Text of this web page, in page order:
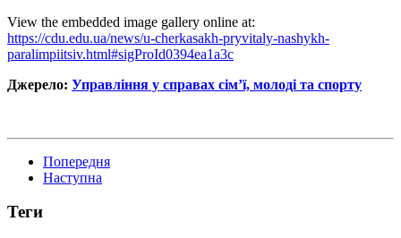
View the embedded image gallery online at:
https://cdu.edu.ua/news/u-cherkasakh-pryvitaly-nashykh-
paralimpiitsiv.html#sigProId0394ea1a3c
Джерело: Управління у справах сім’ї, молоді та спорту
Попередня
Наступна
Теги